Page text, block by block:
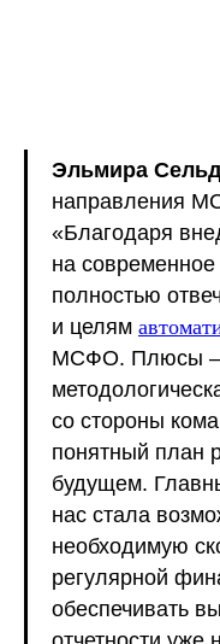
Эльмира
направления
«Благодаря
на
полностью
и целям
МСФО. Плюсы —
со стороны
понятный план
будущем.
нас стала
необходимую
регулярной
обеспечивать